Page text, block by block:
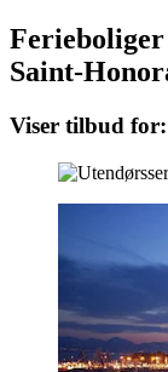
Saint-
Viser tilbud for: